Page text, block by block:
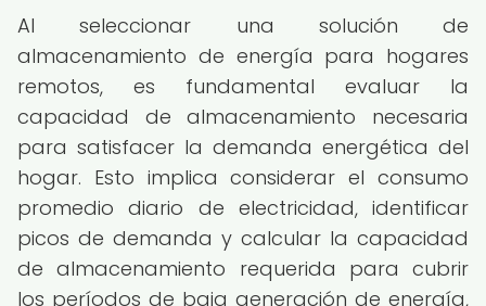
Al seleccionar una solución de
almacenamiento de energía para hogares
remotos, es fundamental evaluar la
capacidad de almacenamiento necesaria
para satisfacer la demanda energética del
hogar. Esto implica considerar el consumo
promedio diario de electricidad, identificar
picos de demanda y calcular la capacidad
de almacenamiento requerida para cubrir
los períodos de baja generación de energía,